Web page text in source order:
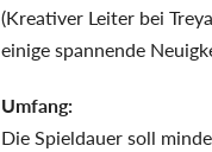
(Kreativer Leiter bei
einige spannende
Umfang:
Die Spieldauer soll